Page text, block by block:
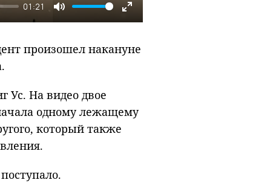
01:21
Mute
Enter
произошел накануне
Ус. На видео двое
одному лежащему
который также